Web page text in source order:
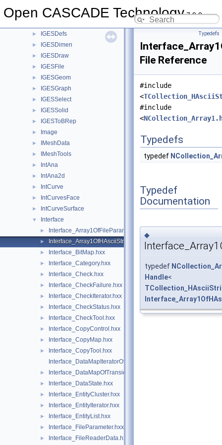
Open CASCADE Technology7.9.0
► IGESConvGeom
► IGESDefs
► IGESDimen
► IGESDraw
► IGESFile
► IGESGeom
► IGESGraph
► IGESSelect
► IGESSolid
► IGESToBRep
► Image
► IMeshData
► IMeshTools
► IntAna
► IntAna2d
► IntCurve
► IntCurvesFace
► IntCurveSurface
▼ Interface
► Interface_Array1OfFileParameter.hxx
► Interface_Array1OfHAsciiString.hxx
► Interface_BitMap.hxx
► Interface_Category.hxx
► Interface_Check.hxx
► Interface_CheckFailure.hxx
► Interface_CheckIterator.hxx
► Interface_CheckStatus.hxx
► Interface_CheckTool.hxx
► Interface_CopyControl.hxx
► Interface_CopyMap.hxx
►
Interface_CopyTool.hxx
Interface_DataMapIteratorOfDataMapOfTransientInteger.hxx
► Interface_DataMapOfTransientInteger.hxx
► Interface_DataState.hxx
► Interface_EntityCluster.hxx
► Interface_EntityIterator.hxx
► Interface_EntityList.hxx
► Interface_FileParameter.hxx
► Interface_FileReaderData.hxx
Typedefs
File Reference
#include
<
#include
<
Typedefs
typedef
Typedef
Documentation
◆
typedef
Handle<